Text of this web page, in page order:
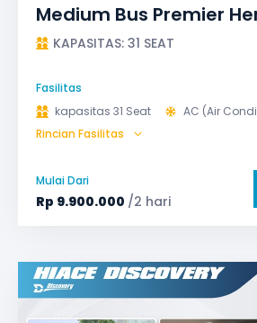
Medium Bus Premier
KAPASITAS: 31 SEAT
Fasilitas
kapasitas 31 Seat
AC (Air
Bagasi
GPS
Safety Tools (P3K, Windows Breaker,
Rincian Fasilitas
Mulai Dari
Rp 9.900.000 /2 hari